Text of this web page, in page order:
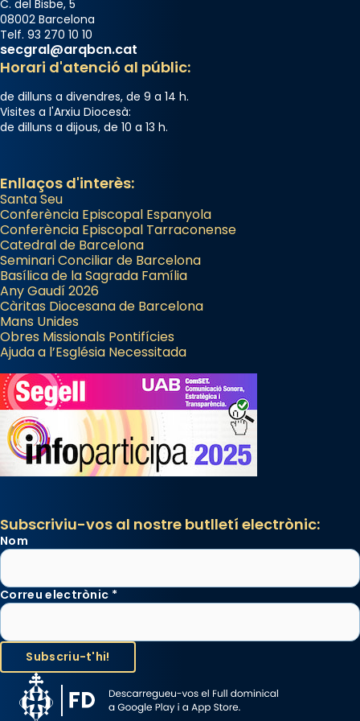
C. del Bisbe, 5
08002 Barcelona
Telf. 93 270 10 10
secgral@arqbcn.cat
Horari d'atenció al públic:
de dilluns a divendres, de 9 a 14 h.
Visites a l'Arxiu Diocesà:
de dilluns a dijous, de 10 a 13 h.
Enllaços d'interès:
Santa Seu
Conferència Episcopal Espanyola
Conferència Episcopal Tarraconense
Catedral de Barcelona
Seminari Conciliar de Barcelona
Basílica de la Sagrada Família
Any Gaudí 2026
Càritas Diocesana de Barcelona
Mans Unides
Obres Missionals Pontifícies
Ajuda a l’Església Necessitada
Subscriviu-vos al nostre butlletí electrònic:
Nom
Correu electrònic *